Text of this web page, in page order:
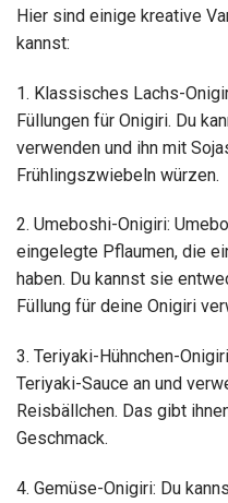
Hier sind einige kreative
kannst:
1. Klassisches Lachs-
Füllungen für Onigiri. Du
verwenden und ihn mit
Frühlingszwiebeln würzen.
2. Umeboshi-Onigiri:
eingelegte Pflaumen, die
haben. Du kannst sie
Füllung für deine Onigiri
3. Teriyaki-Hühnchen-
Teriyaki-Sauce an und
Reisbällchen. Das gibt
Geschmack.
4. Gemüse-Onigiri: Du